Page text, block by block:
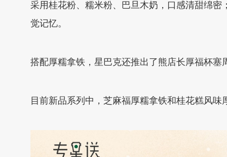
采用桂花粉、糯米粉、巴旦木奶，口感清甜绵
觉记忆。
搭配厚糯拿铁，星巴克还推出了熊店长厚福杯
目前新品系列中，芝麻福厚糯拿铁和桂花糕风